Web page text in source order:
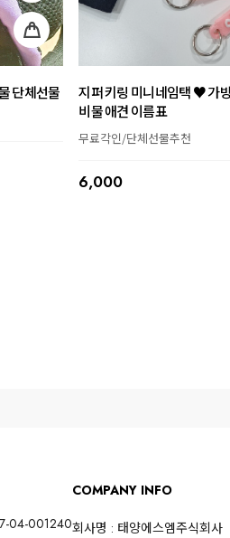
단체선물
지퍼 키링 미니네임택 ♥ 가
비물 애견 이름표
무료각인/단체선물추천
6,000
04-001240
COMPANY INFO
회사명 : 태양에스엠주식회사